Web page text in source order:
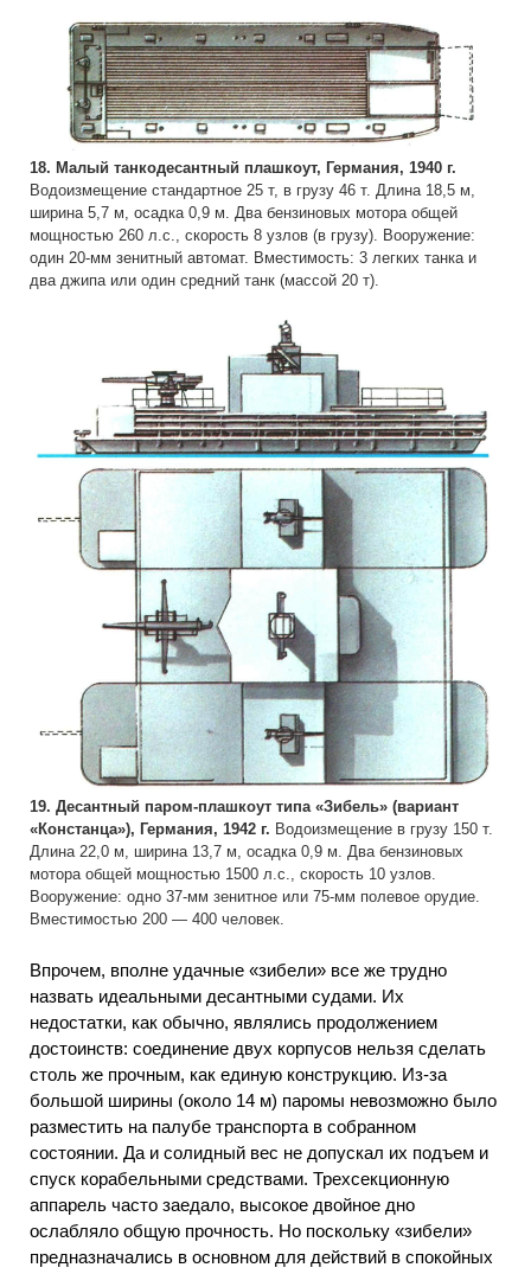
18. Малый танкодесантный плашкоут, Германия, 1940 г.
Водоизмещение стандартное 25 т, в грузу 46 т. Длина 18,5 м,
ширина 5,7 м, осадка 0,9 м. Два бензиновых мотора общей
мощностью 260 л.с., скорость 8 узлов (в грузу). Вооружение:
один 20-мм зенитный автомат. Вместимость: 3 легких танка и
два джипа или один средний танк (массой 20 т).
19. Десантный паром-плашкоут типа «Зибель» (вариант
«Констанца»), Германия, 1942 г. Водоизмещение в грузу 150 т.
Длина 22,0 м, ширина 13,7 м, осадка 0,9 м. Два бензиновых
мотора общей мощностью 1500 л.с., скорость 10 узлов.
Вооружение: одно 37-мм зенитное или 75-мм полевое орудие.
Вместимостью 200 — 400 человек.
Впрочем, вполне удачные «зибели» все же трудно
назвать идеальными десантными судами. Их
недостатки, как обычно, являлись продолжением
достоинств: соединение двух корпусов нельзя сделать
столь же прочным, как единую конструкцию. Из-за
большой ширины (около 14 м) паромы невозможно было
разместить на палубе транспорта в собранном
состоянии. Да и солидный вес не допускал их подъем и
спуск корабельными средствами. Трехсекционную
аппарель часто заедало, высокое двойное дно
ослабляло общую прочность. Но поскольку «зибели»
предназначались в основном для действий в спокойных